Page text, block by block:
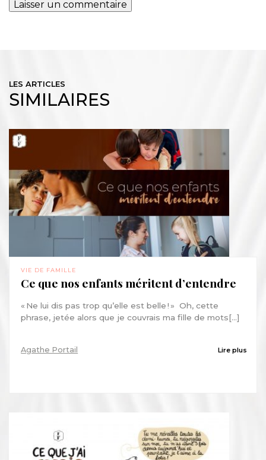
LES ARTICLES
SIMILAIRES
VIE DE FAMILLE
Ce que nos enfants méritent d’entendre
« Ne lui dis pas trop qu’elle est belle ! » Oh, cette
phrase, jetée alors que je couvrais ma fille de mots[...]
Agathe Portail Lire plus